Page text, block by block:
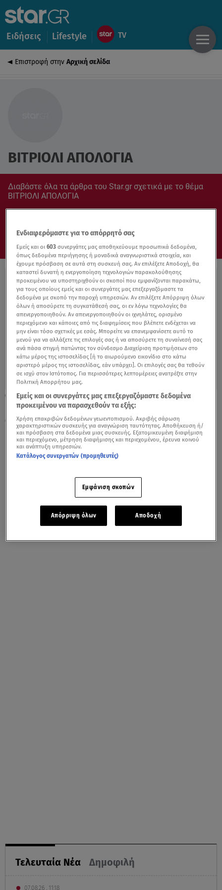
Ειδήσεις Lifestyle
Επιστροφή στην Αρχική σελίδα
ΒΙΤΡΙΟΛΙ ΑΠΟΛΟΓΙΑ
Διαβάστε όλα τα άρθρα του Star.gr σχετικά με το θέμα
ΒΙΤΡΙΟΛΙ ΑΠΟΛΟΓΙΑ
06.04.21, 14:44
Επίθεση με βιτριόλι: «Η 36χρονη είχε
συνεργό. Ήθελε να τη σκοτώσει»
Τελευταία Νέα Δημοφιλή
07.08.26 , 11:18
Ενδιαφερόμαστε για το απόρρητό σας
Εμείς και οι603 συνεργάτες μας αποθηκεύουμε προσωπικά δεδομένα,
όπως δεδομένα περιήγησης ή μοναδικά αναγνωριστικά στοιχεία, και
έχουμε πρόσβαση σε αυτά στη συσκευή σας. Αν επιλέξετε Αποδοχή, θα
καταστεί δυνατή η ενεργοποίηση τεχνολογιών παρακολούθησης
προκειμένου να υποστηριχθούν οι σκοποί που εμφανίζονται παρακάτω,
για τους οποίους εμείς και οι συνεργάτες μας επεξεργαζόμαστε τα
δεδομένα με σκοπό την παροχή υπηρεσιών. Αν επιλέξετε Απόρριψη όλων
όλων ή αποσύρετε τη συγκατάθεσή σας, οι εν λόγω τεχνολογίες θα
απενεργοποιηθούν. Αν απενεργοποιηθούν οι ιχνηλάτες, ορισμένο
περιεχόμενο και κάποιες από τις διαφημίσεις που βλέπετε ενδέχεται να
μην είναι τόσο σχετικές με εσάς. Μπορείτε να επανεμφανίσετε αυτό το
μενού για να αλλάξετε τις επιλογές σας ή να αποσύρετε τη συναίνεσή σας
ανά πάσα στιγμή πατώντας τον σύνδεσμο Διαχείριση προτιμήσεων στο
κάτω μέρος της ιστοσελίδας [ή το αιωρούμενο εικονίδιο στο κάτω
αριστερό μέρος της ιστοσελίδας, εάν υπάρχει]. Οι επιλογές σας θα τεθούν
σε ισχύ στον Ιστότοπος. Για περισσότερες λεπτομέρειες ανατρέξτε στην
Πολιτική Απορρήτου μας.
Εμείς και οι συνεργάτες μας επεξεργαζόμαστε δεδομένα
προκειμένου να παρασχεθούν τα εξής:
Χρήση επακριβών δεδομένων γεωεντοπισμού. Ακριβής σάρωση
χαρακτηριστικών συσκευής για αναγνώριση ταυτότητας. Αποθήκευση ή/
και πρόσβαση στα δεδομένα μιας συσκευής. Εξατομικευμένη διαφήμιση
και περιεχόμενο, μέτρηση διαφήμισης και περιεχομένου, έρευνα κοινού
και ανάπτυξη υπηρεσιών.
Κατάλογος συνεργατών (προμηθευτές)
Εμφάνιση σκοπών
Απόρριψη όλων Αποδοχή